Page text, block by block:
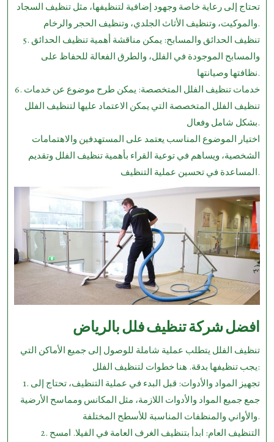
تحتاج إلى رعاية خاصة وجهود إضافية لتنظيفها، مثل تنظيف السجاد
والموكيت، وتنظيف الأثاث الجلدي، وتنظيف الحجر والرخام.
5. تنظيف الحدائق والمسابح: يمكن مناقشة أهمية تنظيف الحدائق
والمسابح الموجودة في الفلل، والطرق الفعالة للحفاظ على
نظافتها وصيانتها.
6. خدمات تنظيف الفلل المتخصصة: يمكن طرح موضوع عن خدمات
تنظيف الفلل المتخصصة التي يمكن الاعتماد عليها لتنظيف الفلل
بشكل شامل وفعال.
اختيار الموضوع المناسب يعتمد على المستهدفين والاهتمامات
الشخصية، ويساهم في توعية القراء بأهمية تنظيف الفلل وتقديم
المساعدة في تحسين عملية التنظيف.
افضل شركة تنظيف فلل بالرياض
تنظيف الفلل يتطلب عملية شاملة للوصول إلى جميع الأماكن التي
يجب تنظيفها بدقة. هنا خطوات لتنظيف الفلل:
1. تجهيز المواد والأدوات: قبل البدء في عملية التنظيف، تحتاج إلى
جمع جميع المواد والأدوات اللازمة، مثل المكانس ومماسح الأرضية
والأواني والمنظفات المناسبة للأسطح المختلفة.
2. التنظيف العام: ابدأ بتنظيف الغرف العامة في الفيلا. امسح